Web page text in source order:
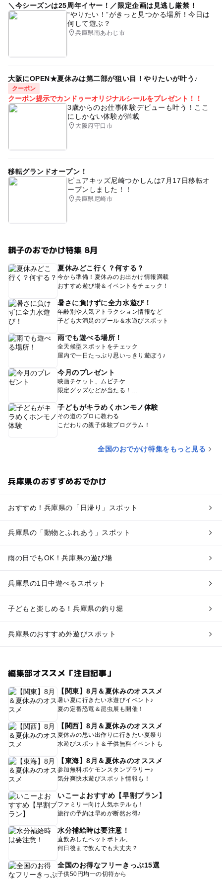
＼今シーズンは25周年イヤー！／限定企画は見逃し厳禁！
“やりたい！”がきっと見つかる場所！今日は
何して遊ぶ？
兵庫県南あわじ市
大阪にOPEN★夏休みは第二部が狙い目！やりたいが叶う♪
クーポン
クーポン提示でカンドゥーオリジナルシールをプレゼント！！
3歳からのお仕事体験デビューも叶う！ここ
にしかない体験が満載
大阪府守口市
移転グランドオープン！
ピュアキッズ尼崎つかしんは7月17日移転オ
ープンしました！！
兵庫県尼崎市
親子のおでかけ特集 8月
夏休みどこ行く？何する？
今から準備！夏休みのお出かけ情報満載
おすすめ遊び場＆イベントをチェック！
暑さに負けずに全力水遊び！
年齢別や人気アトラクション情報など
子ども大満足のプール＆水遊びスポット
雨でも遊べる場所！
全天候型スポットをチェック
屋内で一日たっぷり思いっきり遊ぼう♪
今月のプレゼント
映画チケット、ムビチケ
限定グッズなどが当たる！
子どもがキラめくホンモノ体験
その道のプロに教わる
こだわりの親子体験プログラム！
全国のおでかけ特集をもっと見る
兵庫県のおすすめおでかけ
おすすめ！兵庫県の「日帰り」スポット
兵庫県の「動物とふれあう」スポット
雨の日でもOK！兵庫県の遊び場
兵庫県の1日中遊べるスポット
子どもと楽しめる！兵庫県の釣り堀
兵庫県のおすすめ外遊びスポット
編集部オススメ「注目記事」
【関東】8月＆夏休みのオススメ
暑い夏に行きたい水遊びイベント♪
夏の定番恐竜＆昆虫展も開催！
【関西】8月＆夏休みのオススメ
夏休みの思い出作りに行きたい夏祭り
水遊びスポット＆子供無料イベントも
【東海】8月＆夏休みのオススメ
参加無料ポケモンスタンプラリー♪
気分爽快水遊びスポット情報も！
いこーよおすすめ【早割プラン】
ファミリー向け人気ホテルも！
旅行の予約は早めが断然お得♪
水分補給時は要注意！
直飲みしたペットボトル、
何日後まで飲んでも大丈夫？
全国のお得なフリーきっぷ15選
子供50円均一の切符から